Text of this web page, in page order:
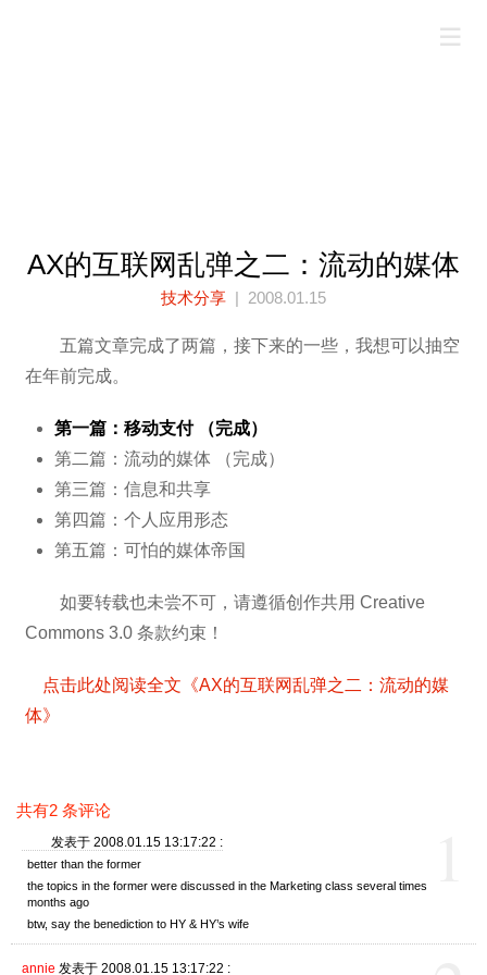
AX的互联网乱弹之二：流动的媒体
技术分享 | 2008.01.15
五篇文章完成了两篇，接下来的一些，我想可以抽空
在年前完成。
第一篇：移动支付 （完成）
第二篇：流动的媒体 （完成）
第三篇：信息和共享
第四篇：个人应用形态
第五篇：可怕的媒体帝国
如要转载也未尝不可，请遵循创作共用 Creative
Commons 3.0 条款约束！
点击此处阅读全文《AX的互联网乱弹之二：流动的媒
体》
共有2 条评论
发表于 2008.01.15 13:17:22 :
better than the former
the topics in the former were discussed in the Marketing class several times
months ago
btw, say the benediction to HY & HY’s wife
annie 发表于 2008.01.15 13:17:22 :